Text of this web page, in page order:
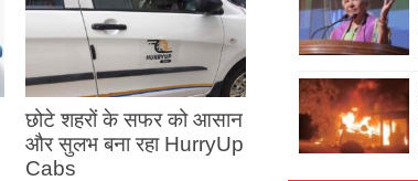
छोटे शहरों के सफर को आसान
और सुलभ बना रहा HurryUp
Cabs